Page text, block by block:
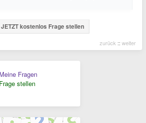
JETZT kostenlos Frage stellen
zurück :: weiter
Meine Fragen
Frage stellen